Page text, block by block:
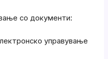
со документи:
управување